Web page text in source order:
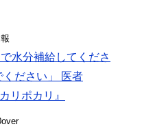
水分補給してくださ
ださい」 医者
リポカリ』